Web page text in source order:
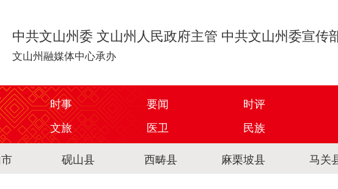
中共文山州委 文山州人民政府主管 中共文山州委宣传
文山州融媒体中心承办
时事 要闻 时评
文旅 医卫 民族
砚山县 西畴县 麻栗坡县 马关